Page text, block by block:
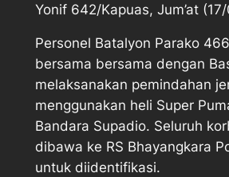
Yonif 642/Kapuas, Jum’at
Personel Batalyon Parako
bersama bersama dengan
melaksanakan pemindahan
menggunakan heli Super
Bandara Supadio. Seluruh
dibawa ke RS Bhayangkara
untuk diidentifikasi.